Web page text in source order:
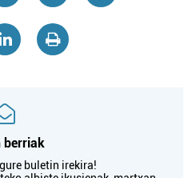
berriak
buletin irekira!